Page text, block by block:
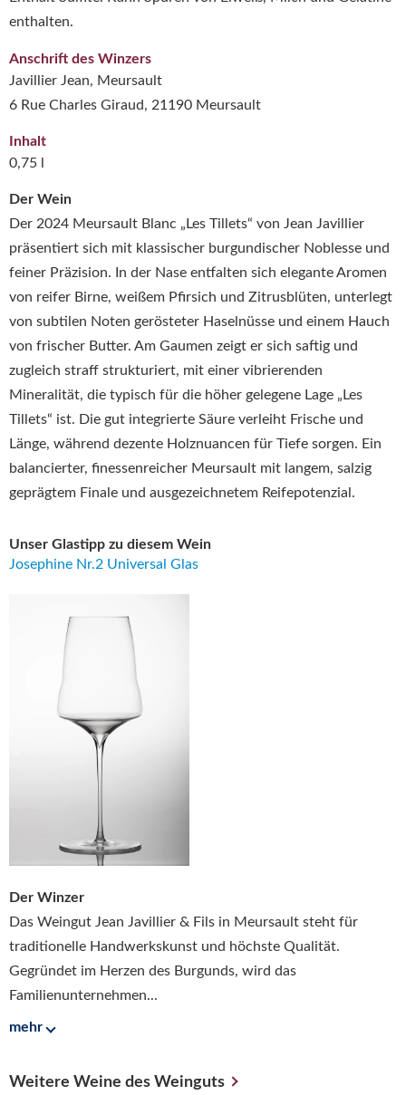
Der Wein
Der 2024 Meursault Blanc „Les Tillets“ von Jean Javillier
präsentiert sich mit klassischer burgundischer Noblesse und
feiner Präzision. In der Nase entfalten sich elegante Aromen
von reifer Birne, weißem Pfirsich und Zitrusblüten, unterlegt
von subtilen Noten gerösteter Haselnüsse und einem Hauch
von frischer Butter. Am Gaumen zeigt er sich saftig und
zugleich straff strukturiert, mit einer vibrierenden
Mineralität, die typisch für die höher gelegene Lage „Les
Tillets“ ist. Die gut integrierte Säure verleiht Frische und
Länge, während dezente Holznuancen für Tiefe sorgen. Ein
balancierter, finessenreicher Meursault mit langem, salzig
geprägtem Finale und ausgezeichnetem Reifepotenzial.
Unser Glastipp zu diesem Wein
Josephine Nr.2 Universal Glas
Der Winzer
Das Weingut Jean Javillier & Fils in Meursault steht für
traditionelle Handwerkskunst und höchste Qualität.
Gegründet im Herzen des Burgunds, wird das
Familienunternehmen...
mehr
enthalten.
Anschrift des Winzers
Javillier Jean, Meursault
6 Rue Charles Giraud, 21190 Meursault
Inhalt
0,75 l
Weitere Weine des Weinguts